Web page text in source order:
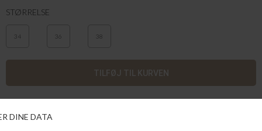
STØRRELSE
34 36 38
udtryk med en flatterende højtaljet pasform. Den løse silhuet og de